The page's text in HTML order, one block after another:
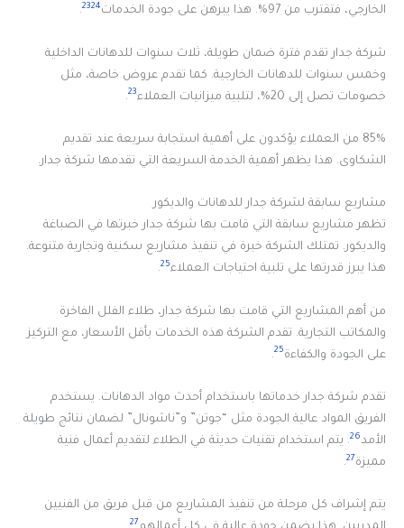
الخارجي، فتقترب من 97%. هذا يبرهن على جودة الخدمات
2324
.
شركة جدار تقدم فترة ضمان طويلة، ثلاث سنوات للدهانات الداخلية
وخمس سنوات للدهانات الخارجية. كما تقدم عروض خاصة، مثل
خصومات تصل إلى 20%، لتلبية ميزانيات العملاء
23
.
85% من العملاء يؤكدون على أهمية استجابة سريعة عند تقديم
الشكاوى. هذا يظهر أهمية الخدمة السريعة التي تقدمها شركة جدار.
مشاريع سابقة لشركة جدار للدهانات والديكور
تظهر مشاريع سابقة التي قامت بها شركة جدار خبرتها في الصباغة
والديكور. تمتلك الشركة خبرة في تنفيذ مشاريع سكنية وتجارية متنوعة.
هذا يبرز قدرتها على تلبية احتياجات العملاء25
.
من أهم المشاريع التي قامت بها شركة جدار، طلاء الفلل الفاخرة
والمكاتب التجارية. تقدم الشركة هذه الخدمات بأقل الأسعار، مع التركيز
على الجودة والكفاءة25
.
تقدم شركة جدار خدماتها باستخدام أحدث مواد الدهانات. يستخدم
الفريق المواد عالية الجودة مثل “جوتن” و”ناشونال” لضمان نتائج طويلة
الأمد26. يتم استخدام تقنيات حديثة في الطلاء لتقديم أعمال فنية
مميزة27
.
يتم إشراف كل مرحلة من تنفيذ المشاريع من قبل فريق من الفنيين
27